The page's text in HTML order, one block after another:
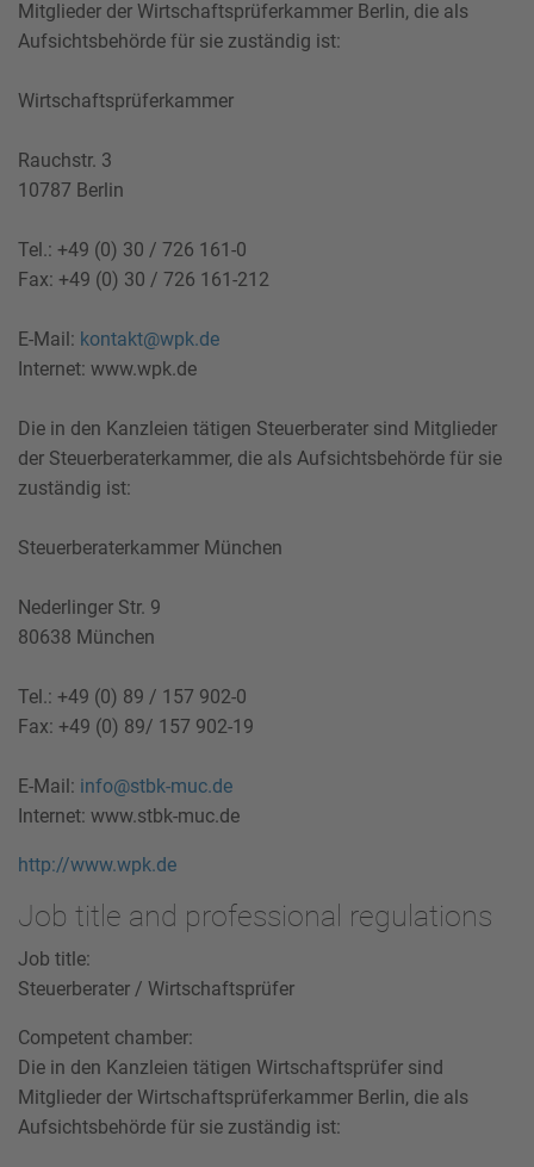
Mitglieder der Wirtschaftsprüferkammer Berlin, die als
Aufsichtsbehörde für sie zuständig ist:
Wirtschaftsprüferkammer
Rauchstr. 3
10787 Berlin
Tel.: +49 (0) 30 / 726 161-0
Fax: +49 (0) 30 / 726 161-212
E-Mail: kontakt@wpk.de
Internet: www.wpk.de
Die in den Kanzleien tätigen Steuerberater sind Mitglieder
der Steuerberaterkammer, die als Aufsichtsbehörde für sie
zuständig ist:
Steuerberaterkammer München
Nederlinger Str. 9
80638 München
Tel.: +49 (0) 89 / 157 902-0
Fax: +49 (0) 89/ 157 902-19
E-Mail: info@stbk-muc.de
Internet: www.stbk-muc.de
http://www.wpk.de
Job title and professional regulations
Job title:
Steuerberater / Wirtschaftsprüfer
Competent chamber:
Die in den Kanzleien tätigen Wirtschaftsprüfer sind
Mitglieder der Wirtschaftsprüferkammer Berlin, die als
Aufsichtsbehörde für sie zuständig ist: